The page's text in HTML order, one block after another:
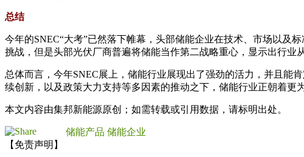
总结
今年的SNEC“大考”已然落下帷幕，头部储能企业在技术、市场以及
挑战，但是头部光伏厂商普遍将储能当作第二战略重心，显示出行业
总体而言，今年SNEC展上，储能行业展现出了强劲的活力，并且能
续创新，以及政策大力支持等多因素的推动之下，储能行业正朝着更
本文内容由集邦新能源原创；如需转载或引用数据，请标明出处。
储能产品 储能企业
【免责声明】